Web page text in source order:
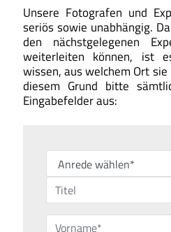
Unsere Fotografen und
seriös sowie unabhängig.
den nächstgelegenen
weiterleiten können, ist
wissen, aus welchem Ort
diesem Grund bitte
Eingabefelder aus: